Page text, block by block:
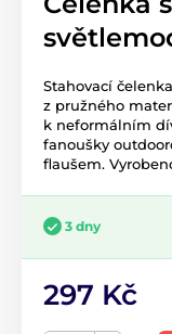
Stahovací
z pružného
k neformálním
fanoušky
flaušem.
3 dny
297 Kč